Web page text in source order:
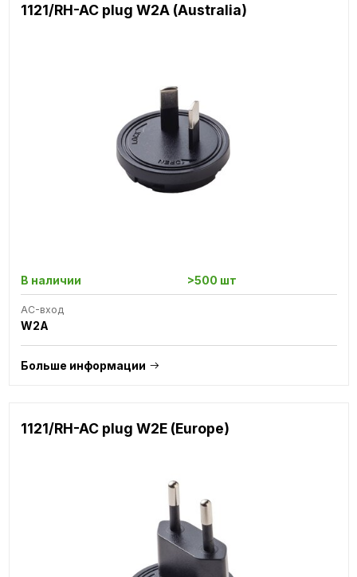
1121/RH-AC plug W2A (Australia)
В наличии >500 шт
AC-вход
W2A
Больше информации
1121/RH-AC plug W2E (Europe)